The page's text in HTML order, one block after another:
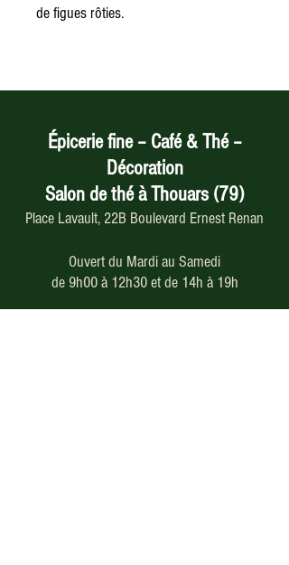
de figues rôties.
Épicerie fine – Café & Thé –
Décoration
Salon de thé à Thouars (79)
Place Lavault, 22B Boulevard Ernest Renan
Ouvert du Mardi au Samedi
de 9h00 à 12h30 et de 14h à 19h